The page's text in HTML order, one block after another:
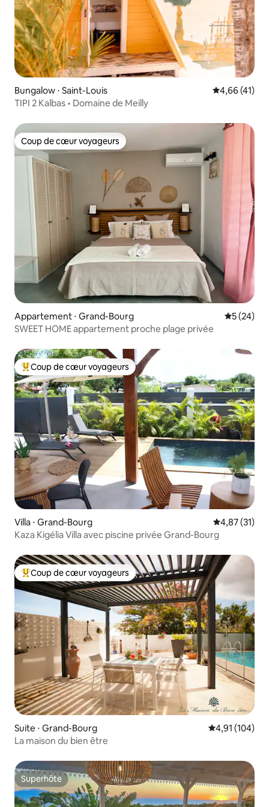
Bungalow ⋅ Saint-Louis Évaluation
4,66 (41)
TIPI 2 Kalbas • Domaine de Meilly
Coup de cœur voyageurs
Coup de cœur voyageurs
Appartement ⋅ Grand-Bourg
5 (24)
SWEET HOME appartement proche plage privée
Coups de cœur voyageurs les plus appréciés
Coup de cœur voyageurs
Villa ⋅ Grand-Bourg Évaluation
4,87 (31)
Kaza Kigélia Villa avec piscine privée Grand-Bourg
Coups de cœur voyageurs les plus appréciés
Coup de cœur voyageurs
Suite ⋅ Grand-Bourg Évaluation
4,91 (104)
La maison du bien être
Superhôte
Superhôte